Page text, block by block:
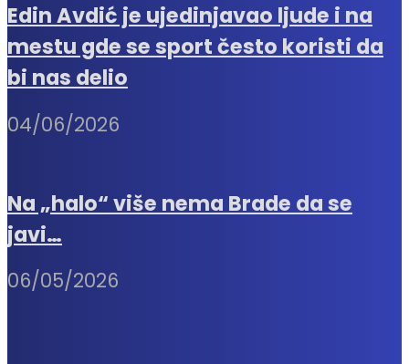
Edin Avdić je ujedinjavao ljude i na
mestu gde se sport često koristi da
bi nas delio
04/06/2026
Na „halo“ više nema Brade da se
javi…
06/05/2026